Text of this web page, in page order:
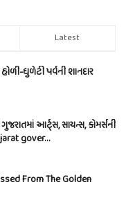
Latest
ધુળેટી પર્વની શાનદાર
આર્ટ્સ, સાયન્સ, કોમર્સની
gover…
From The Golden